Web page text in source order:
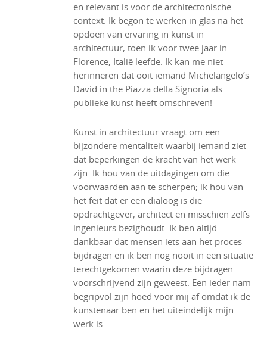
en relevant is voor de architectonische
context. Ik begon te werken in glas na het
opdoen van ervaring in kunst in
architectuur, toen ik voor twee jaar in
Florence, Italië leefde. Ik kan me niet
herinneren dat ooit iemand Michelangelo’s
David in the Piazza della Signoria als
publieke kunst heeft omschreven!
Kunst in architectuur vraagt om een
bijzondere mentaliteit waarbij iemand ziet
dat beperkingen de kracht van het werk
zijn. Ik hou van de uitdagingen om die
voorwaarden aan te scherpen; ik hou van
het feit dat er een dialoog is die
opdrachtgever, architect en misschien zelfs
ingenieurs bezighoudt. Ik ben altijd
dankbaar dat mensen iets aan het proces
bijdragen en ik ben nog nooit in een situatie
terechtgekomen waarin deze bijdragen
voorschrijvend zijn geweest. Een ieder nam
begripvol zijn hoed voor mij af omdat ik de
kunstenaar ben en het uiteindelijk mijn
werk is.